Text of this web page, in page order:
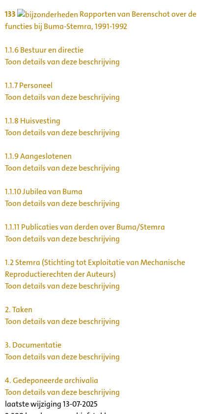
133
Rapporten van Berenschot over de
functies bij Buma-Stemra, 1991-1992
1.1.6Bestuur en directie
Toon details van deze beschrijving
1.1.7Personeel
Toon details van deze beschrijving
1.1.8 Huisvesting
Toon details van deze beschrijving
1.1.9Aangeslotenen
Toon details van deze beschrijving
1.1.10Jubilea van Buma
Toon details van deze beschrijving
1.1.11 Publicaties van derden over Buma/Stemra
Toon details van deze beschrijving
1.2Stemra (Stichting tot Exploitatie van Mechanische
Reproductierechten der Auteurs)
Toon details van deze beschrijving
2.Taken
Toon details van deze beschrijving
3. Documentatie
Toon details van deze beschrijving
4.Gedeponeerde archivalia
Toon details van deze beschrijving
laatste wijziging 13-07-2025